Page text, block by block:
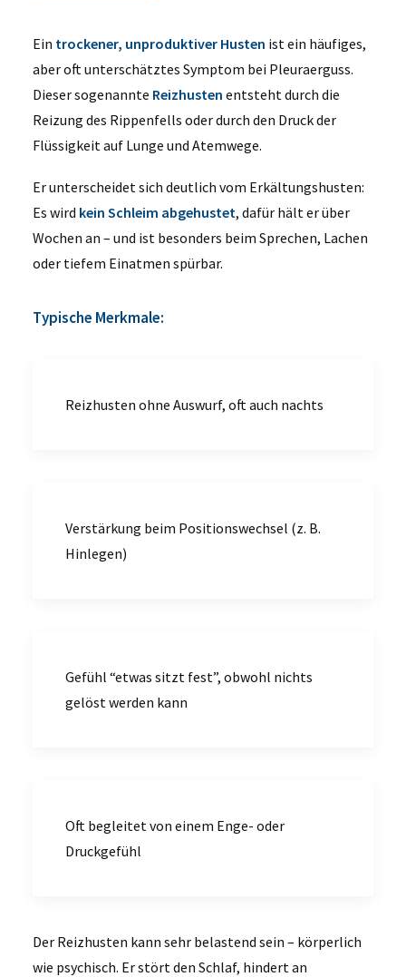
Ein trockener, unproduktiver Husten ist ein häufiges,
aber oft unterschätztes Symptom bei Pleuraerguss.
Dieser sogenannte Reizhusten entsteht durch die
Reizung des Rippenfells oder durch den Druck der
Flüssigkeit auf Lunge und Atemwege.
Er unterscheidet sich deutlich vom Erkältungshusten:
Es wird kein Schleim abgehustet, dafür hält er über
Wochen an – und ist besonders beim Sprechen, Lachen
oder tiefem Einatmen spürbar.
Typische Merkmale:
Reizhusten ohne Auswurf, oft auch nachts
Verstärkung beim Positionswechsel (z. B.
Hinlegen)
Gefühl “etwas sitzt fest”, obwohl nichts
gelöst werden kann
Oft begleitet von einem Enge- oder
Druckgefühl
Der Reizhusten kann sehr belastend sein – körperlich
wie psychisch. Er stört den Schlaf, hindert an